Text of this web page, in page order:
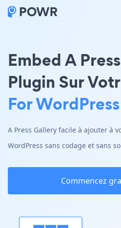
Embed A
Plugin Sur
For WordPress
A Press Gallery facile à ajouter à
WordPress sans codage et sans
Commencez